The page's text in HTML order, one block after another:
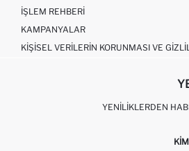
İŞLEM REHBERI
KAMPANYALAR
KIŞISEL VERILERIN KORUNMASI VE
YENILIKLERDEN